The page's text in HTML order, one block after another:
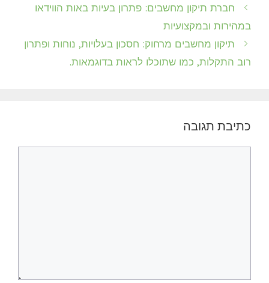
חברת תיקון מחשבים: פתרון בעיות באות הווידאו
במהירות ובמקצועיות
תיקון מחשבים מרחוק: חסכון בעלויות, נוחות ופתרון
רוב התקלות, כמו שתוכלו לראות בדוגמאות.
כתיבת תגובה